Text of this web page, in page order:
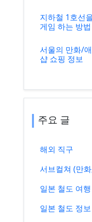
지하철 1호선
게임 하는 방법
서울의 만화/
샵 쇼핑 정보
주요 글
해외 직구
서브컬쳐 (만
일본 철도 여
일본 철도 정보